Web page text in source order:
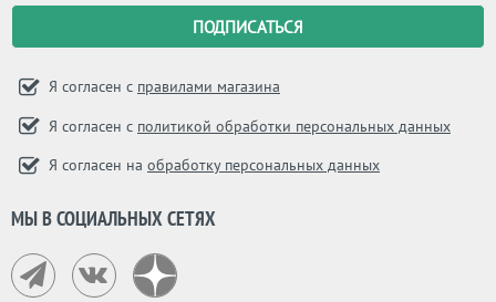
Я согласен с правилами магазина
Я согласен с политикой обработки персональных данных
Я согласен на обработку персональных данных
МЫ В СОЦИАЛЬНЫХ СЕТЯХ